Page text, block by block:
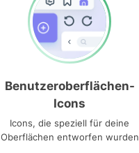
Benutzeroberflächen-
Icons
Icons, die speziell für deine
Oberflächen entworfen wurden